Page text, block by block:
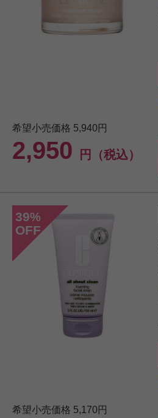
希望小売価格 5,940円
2,950 円（税込）
39%
OFF
希望小売価格 5,170円